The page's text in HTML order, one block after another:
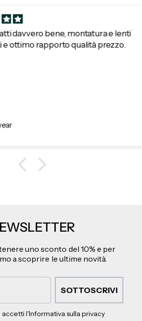
bene, montatura e lenti
rapporto qualità prezzo.
uno sconto del 10% e per
a scoprire le ultime novità.
SOTTOSCRIVI
accetti l'Informativa sulla privacy